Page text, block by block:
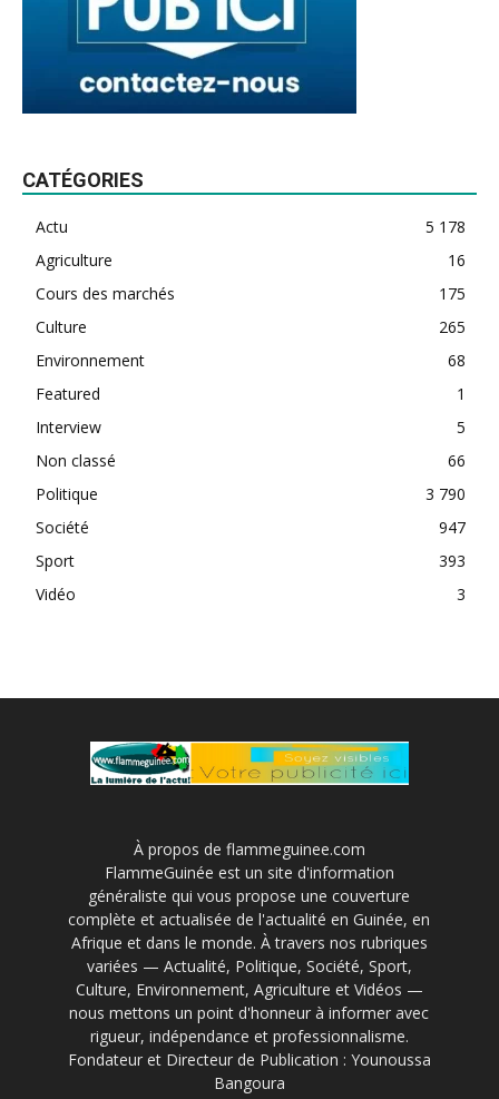
CATÉGORIES
Actu
5 178
Agriculture
16
Cours des marchés
175
Culture
265
Environnement
68
Featured
1
Interview
5
Non classé
66
Politique
3 790
Société
947
Sport
393
Vidéo
3
À propos de flammeguinee.com
FlammeGuinée est un site d'information
généraliste qui vous propose une couverture
complète et actualisée de l'actualité en Guinée, en
Afrique et dans le monde. À travers nos rubriques
variées — Actualité, Politique, Société, Sport,
Culture, Environnement, Agriculture et Vidéos —
nous mettons un point d'honneur à informer avec
rigueur, indépendance et professionnalisme.
Fondateur et Directeur de Publication : Younoussa
Bangoura